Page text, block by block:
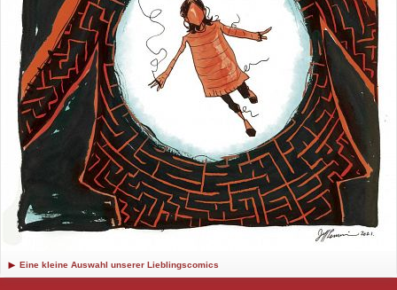
Eine kleine Auswahl unserer Lieblingscomics